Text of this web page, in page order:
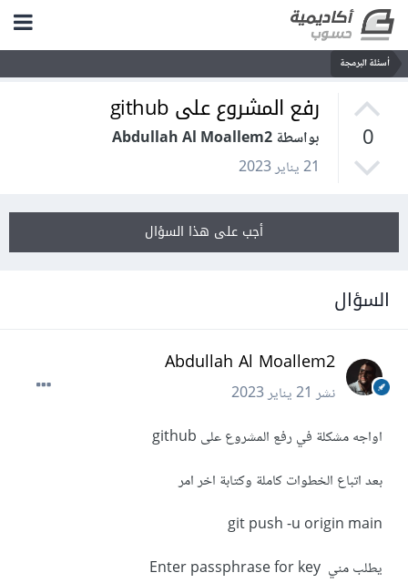
أسئلة البرمجة
0
رفع المشروع على github
بواسطة Abdullah Al Moallem2
21 يناير 2023
أجب على هذا السؤال
السؤال
Abdullah Al Moallem2
نشر21 يناير 2023
اواجه مشكلة في رفع المشروع على github
بعد اتباع الخطوات كاملة وكتابة اخر امر
git push -u origin main
يطلب مني Enter passphrase for key